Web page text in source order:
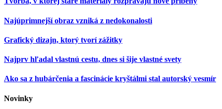
Najúprimnejší obraz vzniká z nedokonalosti
Grafický dizajn, ktorý tvorí zážitky
Najprv hľadal vlastnú cestu, dnes si šije vlastné svety
Ako sa z hubárčenia a fascinácie kryštálmi stal autorský vesmír
Novinky